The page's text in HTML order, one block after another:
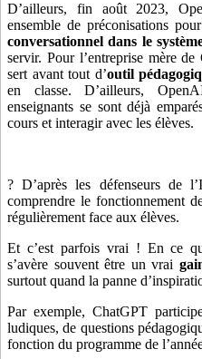
D’ailleurs, fin août 2023,
ensemble de préconisations
conversationnel dans le
servir. Pour l’entreprise mère
sert avant tout d’outil
en classe. D’ailleurs,
enseignants se sont déjà
cours et interagir avec les élèves.
? D’après les défenseurs de
comprendre le fonctionnement
régulièrement face aux élèves.
Et c’est parfois vrai ! En ce
s’avère souvent être un vrai
surtout quand la panne
Par exemple, ChatGPT
ludiques, de questions
fonction du programme de